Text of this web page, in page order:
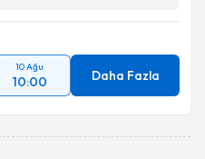
10 Ağu
10:00 Daha Fazla